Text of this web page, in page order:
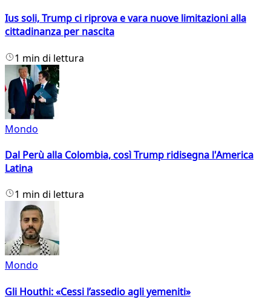
Ius soli, Trump ci riprova e vara nuove limitazioni alla
cittadinanza per nascita
1 min di lettura
Mondo
Dal Perù alla Colombia, così Trump ridisegna l'America
Latina
1 min di lettura
Mondo
Gli Houthi: «Cessi l’assedio agli yemeniti»